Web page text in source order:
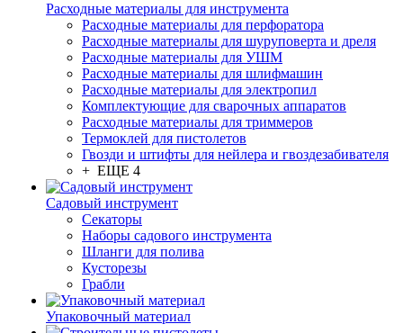
Расходные материалы для инструмента
Расходные материалы для перфоратора
Расходные материалы для шуруповерта и дреля
Расходные материалы для УШМ
Расходные материалы для шлифмашин
Расходные материалы для электропил
Комплектующие для сварочных аппаратов
Расходные материалы для триммеров
Термоклей для пистолетов
Гвозди и штифты для нейлера и гвоздезабивателя
+ ЕЩЕ 4
Садовый инструмент
Секаторы
Наборы садового инструмента
Шланги для полива
Кусторезы
Грабли
Упаковочный материал